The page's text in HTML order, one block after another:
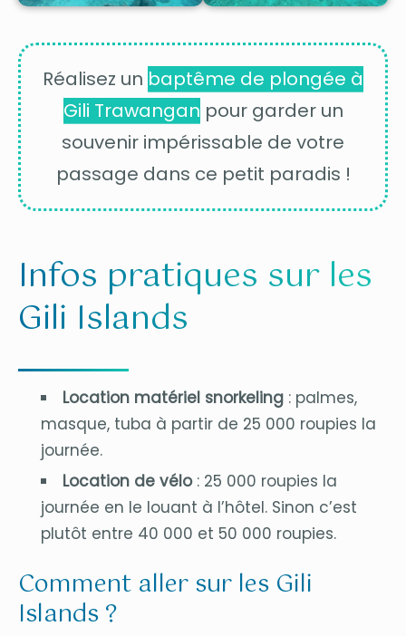
Réalisez un baptême de plongée à
Gili Trawangan pour garder un
souvenir impérissable de votre
passage dans ce petit paradis !
Infos pratiques sur les
Gili Islands
Location matériel snorkeling : palmes,
masque, tuba à partir de 25 000 roupies la
journée.
Location de vélo: 25 000 roupies la
journée en le louant à l’hôtel. Sinon c’est
plutôt entre 40 000 et 50 000 roupies.
Comment aller sur les Gili
Islands ?